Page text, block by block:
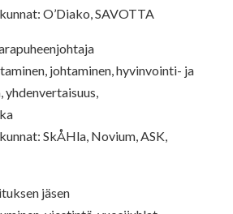
O’Diako, SAVOTTA
johtaminen, hyvinvointi- ja
SkÅHla, Novium, ASK,
jäsen